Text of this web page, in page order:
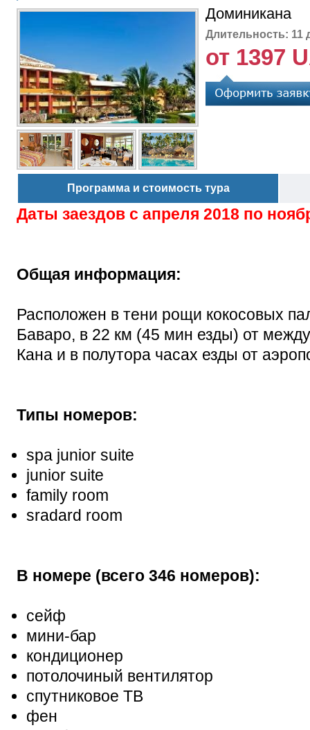
Доминикана
Длительность: 11
от 1397
Программа и стоимость тура
Даты заездов с апреля 2018 по
Общая информация:
Расположен в тени рощи кокосовых
Баваро, в 22 км (45 мин езды) от
Кана и в полутора часах езды от
Типы номеров:
spa junior suite
junior suite
family room
sradard room
В номере (всего 346 номеров):
сейф
мини-бар
кондиционер
потолочиный вентилятор
спутниковое ТВ
фен